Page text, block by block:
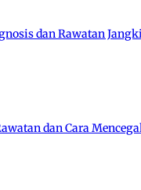
dan Rawatan
dan Cara